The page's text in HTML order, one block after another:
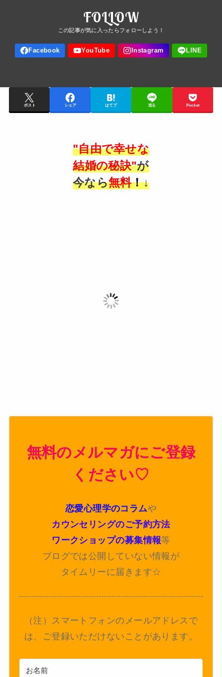
FOLLOW
ポスト シェア はてブ 送る Pocket
"自由で幸せな
結婚の秘訣"が
今なら無料！↓
無料のメルマガにご登録
ください♡
恋愛心理学のコラムや
カウンセリングのご予約方法
ワークショップの募集情報等
ブログでは公開していない情報が
タイムリーに届きます☆
（注）スマートフォンのメールアドレスで
は、ご登録いただけないことがあります。